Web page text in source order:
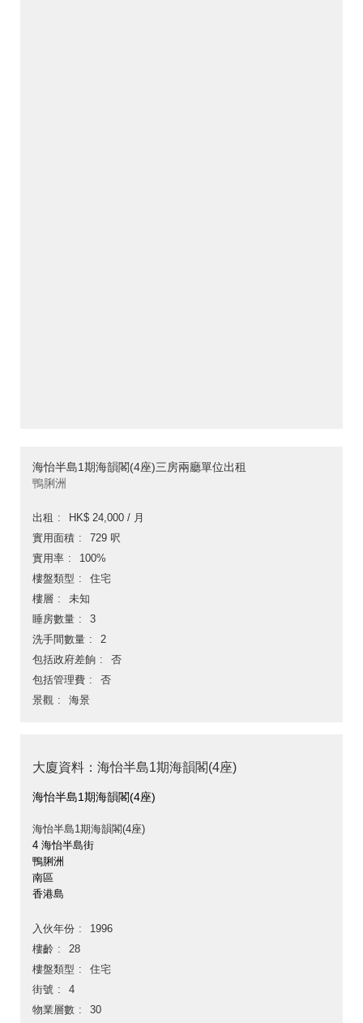
海怡半島1期海韻閣(4座)三房兩廳單位出租
鴨脷洲
出租
HK$ 24,000 / 月
實用面積
729 呎
實用率
100%
樓盤類型
住宅
樓層
未知
睡房數量
3
洗手間數量
2
包括政府差餉
否
包括管理費
否
景觀
海景
大廈資料：海怡半島1期海韻閣(4座)
海怡半島1期海韻閣(4座)
海怡半島1期海韻閣(4座)
4 海怡半島街
鴨脷洲
南區
香港島
入伙年份
1996
樓齡
28
樓盤類型
住宅
街號
4
物業層數
30